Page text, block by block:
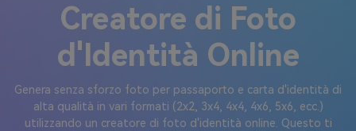
Creatore di Foto
d'Identità Online
Genera senza sforzo foto per passaporto e carta d'identità di
alta qualità in vari formati (2x2, 3x4, 4x4, 4x6, 5x6, ecc.)
utilizzando un creatore di foto d'identità online. Questo ti